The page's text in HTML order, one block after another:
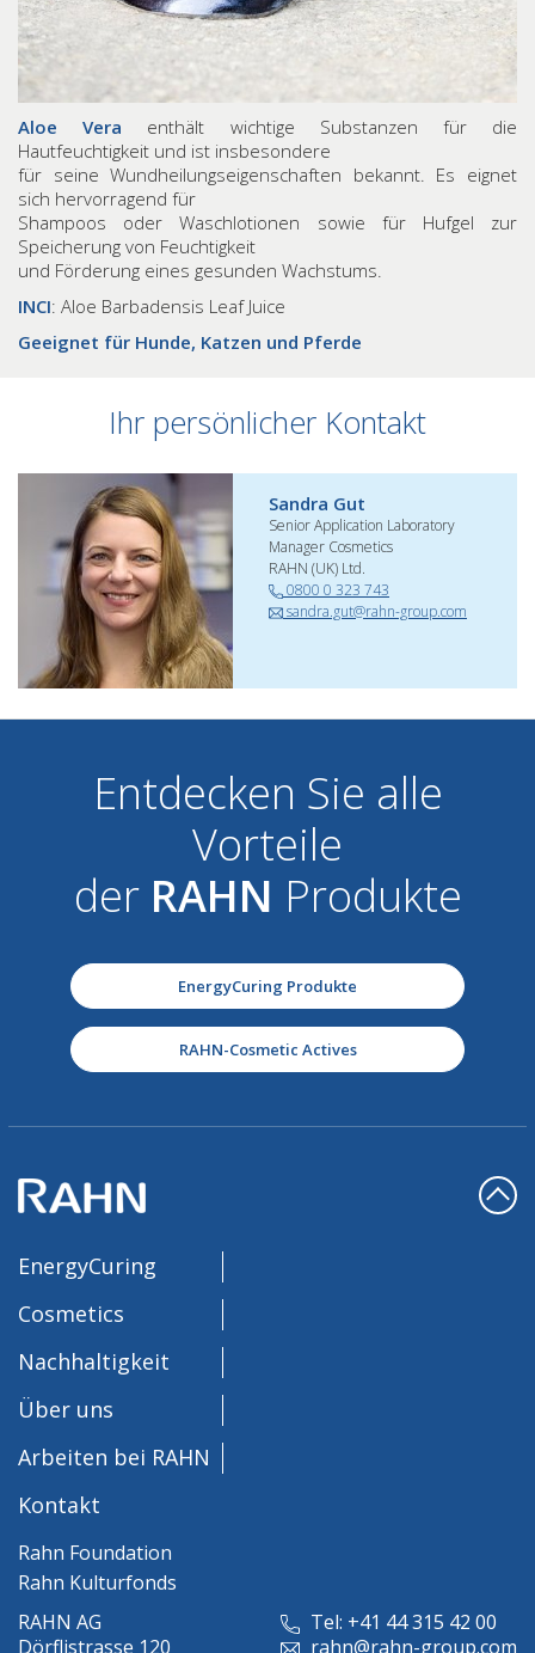
Aloe Vera enthält wichtige Substanzen für die
Hautfeuchtigkeit und ist insbesondere
für seine Wundheilungseigenschaften bekannt. Es eignet
sich hervorragend für
Shampoos oder Waschlotionen sowie für Hufgel zur
Speicherung von Feuchtigkeit
und Förderung eines gesunden Wachstums.
INCI: Aloe Barbadensis Leaf Juice
Geeignet für Hunde, Katzen und Pferde
Ihr persönlicher Kontakt
Sandra Gut
Senior Application Laboratory
Manager Cosmetics
RAHN (UK) Ltd.
0800 0 323 743
sandra.gut@rahn-group.com
Entdecken Sie alle
Vorteile
der RAHN Produkte
EnergyCuring Produkte
RAHN-Cosmetic Actives
RAHN AG
Dörflistrasse 120
Tel: +41 44 315 42 00
rahn@rahn-group.com
EnergyCuring
Cosmetics
Nachhaltigkeit
Über uns
Arbeiten bei RAHN
Kontakt
Rahn Foundation
Rahn Kulturfonds